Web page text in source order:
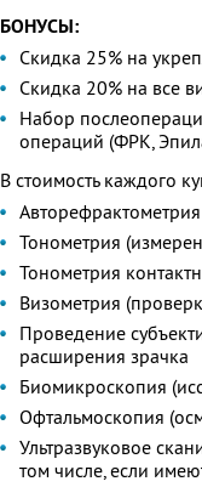
БОНУСЫ:
Скидка 25% на
Скидка 20% на все
Набор
операций (ФРК,
В стоимость каждого
Тонометрия
Тонометрия
Визометрия
Проведение
расширения зрачка
Биомикроскопия
Офтальмоскопия
Ультразвуковое
том числе, если